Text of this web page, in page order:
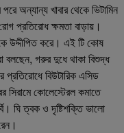
পরে অন্যান্য খাবার থেকে ভিটামিন
প্রতিরোধ ক্ষমতা বাড়ায়।
উদ্দীপিত করে। এই টি কোষ
বলছেন, গরুর দুধে থাকা বিশুদ্ধ
প্রতিরোধে বিউটারিক এসিড
সিরামে কোলেস্টেরল কমাতে
ঘি ত্বক ও দৃষ্টিশক্তি ভালো